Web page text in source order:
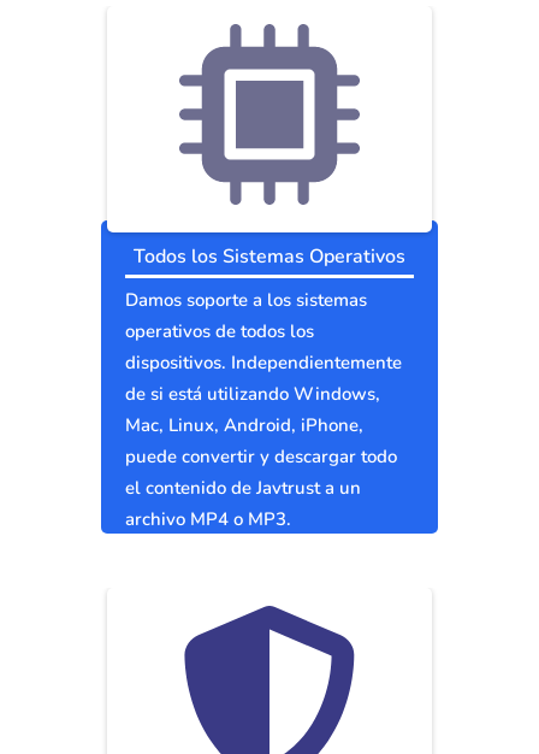
Todos los Sistemas Operativos
Damos soporte a los sistemas
operativos de todos los
dispositivos. Independientemente
de si está utilizando Windows,
Mac, Linux, Android, iPhone,
puede convertir y descargar todo
el contenido de Javtrust a un
archivo MP4 o MP3.